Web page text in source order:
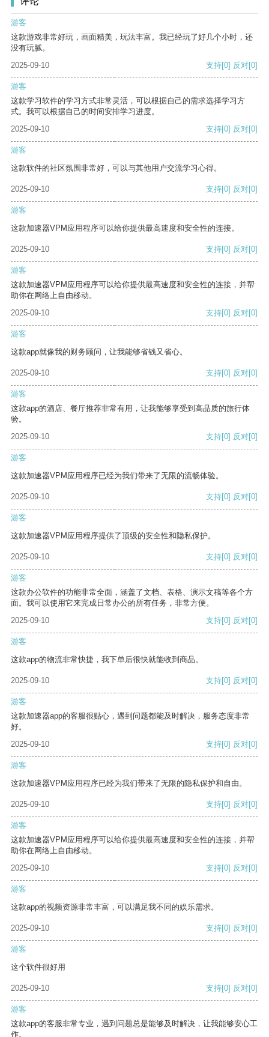
游客
这款游戏非常好玩，画面精美，玩法丰富。我已经玩了好几个小时，还
没有玩腻。
2025-09-10
支持[0] 反对[0]
游客
这款学习软件的学习方式非常灵活，可以根据自己的需求选择学习方
式。我可以根据自己的时间安排学习进度。
2025-09-10
支持[0] 反对[0]
游客
这款软件的社区氛围非常好，可以与其他用户交流学习心得。
2025-09-10 支持[0] 反对[0]
游客
这款加速器VPM应用程序可以给你提供最高速度和安全性的连接。
2025-09-10 支持[0] 反对[0]
游客
这款加速器VPM应用程序可以给你提供最高速度和安全性的连接，并帮
助你在网络上自由移动。
2025-09-10
支持[0] 反对[0]
游客
这款app就像我的财务顾问，让我能够省钱又省心。
2025-09-10 支持[0] 反对[0]
游客
这款app的酒店、餐厅推荐非常有用，让我能够享受到高品质的旅行体
验。
2025-09-10
支持[0] 反对[0]
游客
这款加速器VPM应用程序已经为我们带来了无限的流畅体验。
2025-09-10 支持[0] 反对[0]
游客
这款加速器VPM应用程序提供了顶级的安全性和隐私保护。
2025-09-10 支持[0] 反对[0]
游客
这款办公软件的功能非常全面，涵盖了文档、表格、演示文稿等各个方
面。我可以使用它来完成日常办公的所有任务，非常方便。
2025-09-10
支持[0] 反对[0]
游客
这款app的物流非常快捷，我下单后很快就能收到商品。
2025-09-10 支持[0] 反对[0]
游客
这款加速器app的客服很贴心，遇到问题都能及时解决，服务态度非常
好。
2025-09-10
支持[0] 反对[0]
游客
这款加速器VPM应用程序已经为我们带来了无限的隐私保护和自由。
2025-09-10 支持[0] 反对[0]
游客
这款加速器VPM应用程序可以给你提供最高速度和安全性的连接，并帮
助你在网络上自由移动。
2025-09-10
支持[0] 反对[0]
游客
这款app的视频资源非常丰富，可以满足我不同的娱乐需求。
2025-09-10 支持[0] 反对[0]
游客
这个软件很好用
2025-09-10 支持[0] 反对[0]
游客
这款app的客服非常专业，遇到问题总是能够及时解决，让我能够安心工
作。